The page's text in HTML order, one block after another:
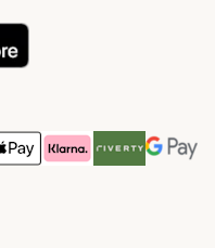
Method
Method
Method
Pay Payment Method
Klarna Payment Method
Riverty Payment
Google